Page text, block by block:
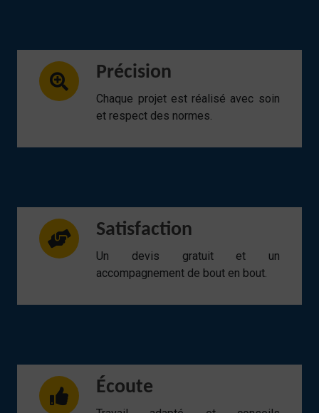
Précision
Chaque projet est réalisé avec soin
et respect des normes.
Satisfaction
Un devis gratuit et un
accompagnement de bout en bout.
Écoute